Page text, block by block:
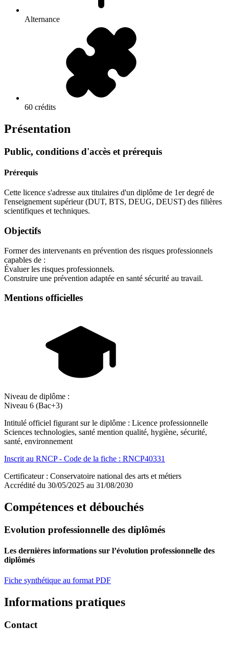
Alternance
60 crédits
Présentation
Public, conditions d'accès et prérequis
Prérequis
Cette licence s'adresse aux titulaires d'un diplôme de 1er degré de
l'enseignement supérieur (DUT, BTS, DEUG, DEUST) des filières
scientifiques et techniques.
Objectifs
Former des intervenants en prévention des risques professionnels
capables de :
Évaluer les risques professionnels.
Construire une prévention adaptée en santé sécurité au travail.
Mentions officielles
Niveau de diplôme :
Niveau 6 (Bac+3)
Intitulé officiel figurant sur le diplôme : Licence professionnelle
Sciences technologies, santé mention qualité, hygiène, sécurité,
santé, environnement
Inscrit au RNCP - Code de la fiche : RNCP40331
Certificateur : Conservatoire national des arts et métiers
Accrédité du 30/05/2025 au 31/08/2030
Compétences et débouchés
Evolution professionnelle des diplômés
Les dernières informations sur l’évolution professionnelle des
diplômés
Fiche synthétique au format PDF
Informations pratiques
Contact